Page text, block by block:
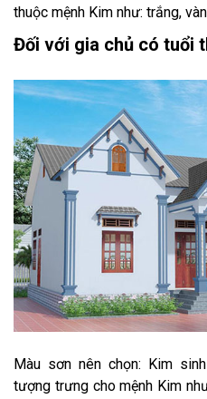
thuộc mệnh Kim như: trắng,
Đối với gia chủ có tuổi
Màu sơn nên chọn: Kim
tượng trưng cho mệnh Kim